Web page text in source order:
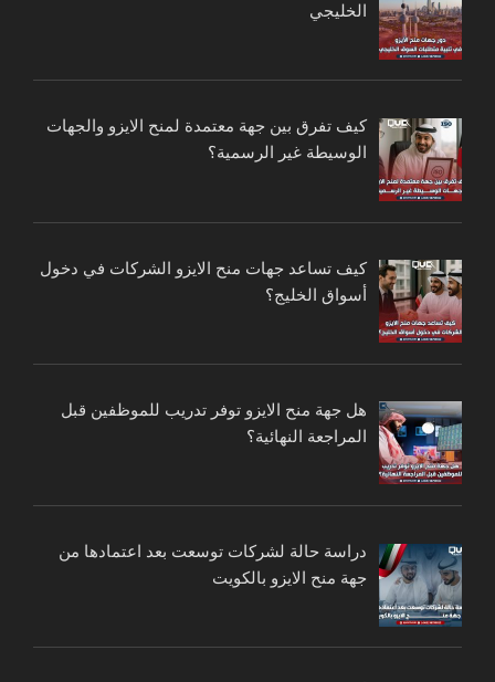
الخليجي
كيف تفرق بين جهة معتمدة لمنح الايزو والجهات
الوسيطة غير الرسمية؟
كيف تساعد جهات منح الايزو الشركات في دخول
أسواق الخليج؟
هل جهة منح الايزو توفر تدريب للموظفين قبل
المراجعة النهائية؟
دراسة حالة لشركات توسعت بعد اعتمادها من
جهة منح الايزو بالكويت